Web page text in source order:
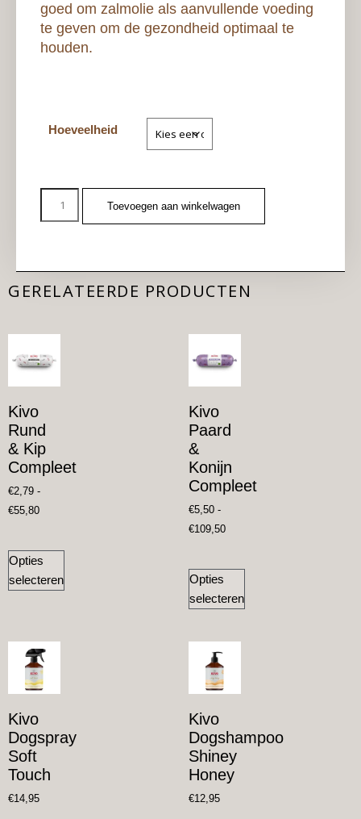
goed om zalmolie als aanvullende voeding
te geven om de gezondheid optimaal te
houden.
Hoeveelheid
Toevoegen aan winkelwagen
GERELATEERDE PRODUCTEN
Kivo
Rund
& Kip
Compleet
€2,79 -
€55,80
Opties
selecteren
Kivo
Paard
&
Konijn
Compleet
€5,50 -
€109,50
Opties
selecteren
Kivo
Dogspray
Soft
Touch
€14,95
Kivo
Dogshampoo
Shiney
Honey
€12,95